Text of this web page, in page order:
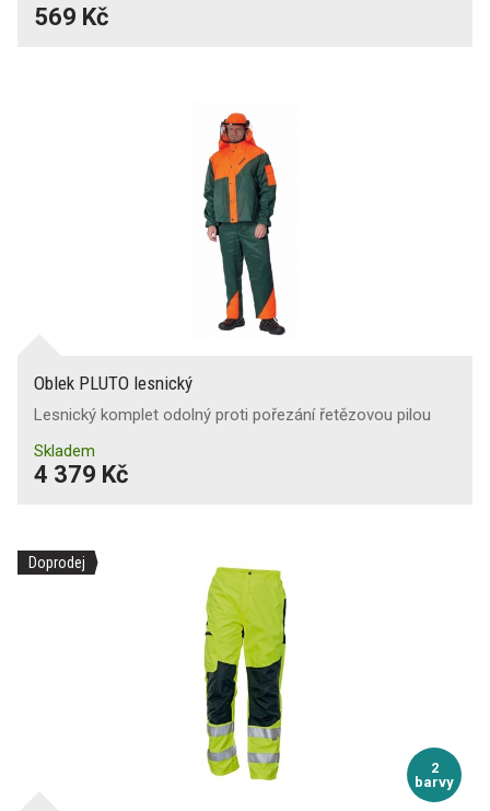
569 Kč
Oblek PLUTO lesnický
Lesnický komplet odolný proti pořezání řetězovou pilou
Skladem
4 379 Kč
Doprodej
2
barvy